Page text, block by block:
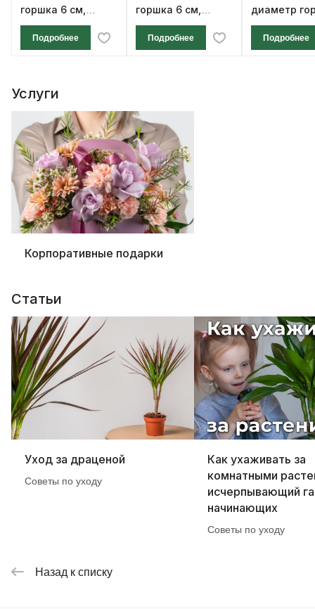
горшка 6 см,
высота 12 см
Подробнее
горшка 6 см,
высота 12 см
Подробнее
диаметр
см, высота
Подробнее
Услуги
Корпоративные подарки
Статьи
Уход за драценой
Советы по уходу
Как ухаживать за
комнатными
исчерпывающий
начинающих
Советы по уходу
Назад к списку